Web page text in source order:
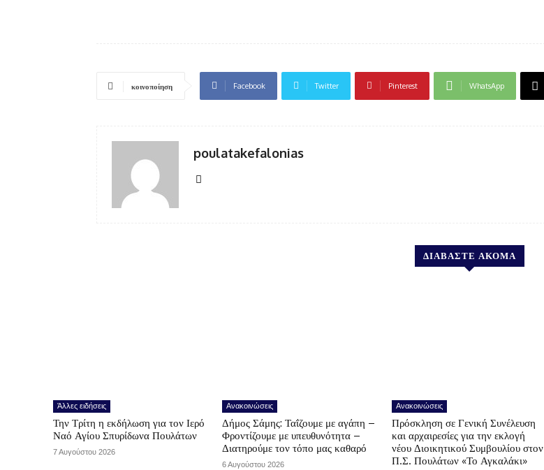
κοινοποίηση Facebook Twitter Pinterest WhatsApp
poulatakefalonias
ΔΙΑΒΑΣΤΕ ΑΚΟΜΑ
Άλλες ειδήσεις
Την Τρίτη η εκδήλωση για τον Ιερό
Ναό Αγίου Σπυρίδωνα Πουλάτων
7 Αυγούστου 2026
Ανακοινώσεις
Δήμος Σάμης: Ταΐζουμε με αγάπη –
Φροντίζουμε με υπευθυνότητα –
Διατηρούμε τον τόπο μας καθαρό
6 Αυγούστου 2026
Ανακοινώσεις
Πρόσκληση σε Γενική Συνέλευση
και αρχαιρεσίες για την εκλογή
νέου Διοικητικού Συμβουλίου στον
Π.Σ. Πουλάτων «Το Αγκαλάκι»